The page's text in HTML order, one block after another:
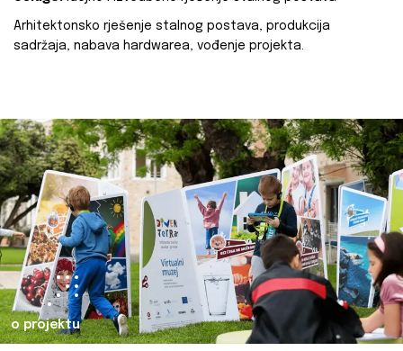
Arhitektonsko rješenje stalnog postava, produkcija
sadržaja, nabava hardwarea, vođenje projekta.
o projektu